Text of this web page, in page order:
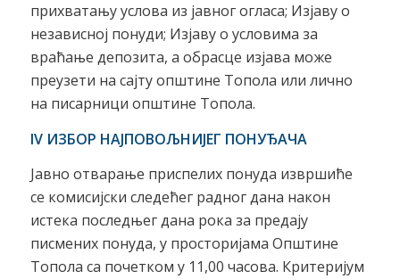
прихватању услова из јавног огласа; Изјаву о
независној понуди; Изјаву о условима за
враћање депозита, а обрасце изјава може
преузети на сајту општине Топола или лично
на писарници општине Топола.
IV ИЗБОР НАЈПОВОЉНИЈЕГ ПОНУЂАЧА
Јавно отварање приспелих понуда извршиће
се комисијски следећег радног дана након
истека последњег дана рока за предају
писмених понуда, у просторијама Општине
Топола са почетком у 11,00 часова. Критеријум